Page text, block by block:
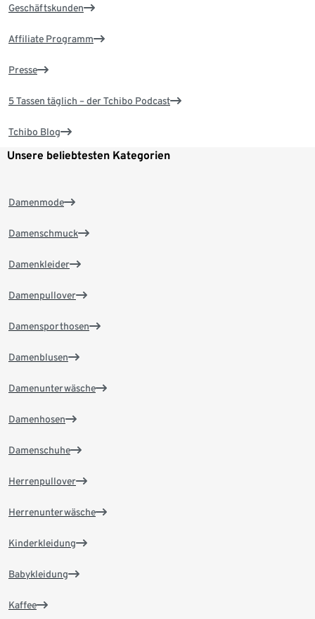
Geschäftskunden
Affiliate Programm
Presse
5 Tassen täglich – der Tchibo Podcast
Tchibo Blog
Unsere beliebtesten Kategorien
Damenmode
Damenschmuck
Damenkleider
Damenpullover
Damensporthosen
Damenblusen
Damenunterwäsche
Damenhosen
Damenschuhe
Herrenpullover
Herrenunterwäsche
Kinderkleidung
Babykleidung
Kaffee